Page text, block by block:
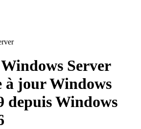
Server
à jour Windows
depuis Windows